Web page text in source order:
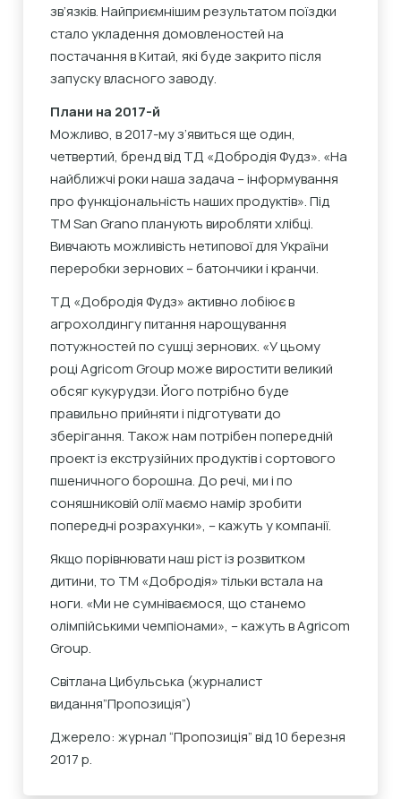
зв’язків. Найприємнішим результатом поїздки
стало укладення домовленостей на
постачання в Китай, які буде закрито після
запуску власного заводу.
Плани на 2017-й
Можливо, в 2017-му з’явиться ще один,
четвертий, бренд від ТД «Добродія Фудз». «На
найближчі роки наша задача – інформування
про функціональність наших продуктів». Під
ТМ San Grano планують виробляти хлібці.
Вивчають можливість нетипової для України
переробки зернових – батончики і кранчи.
ТД «Добродія Фудз» активно лобіює в
агрохолдингу питання нарощування
потужностей по сушці зернових. «У цьому
році Agricom Group може виростити великий
обсяг кукурудзи. Його потрібно буде
правильно прийняти і підготувати до
зберігання. Також нам потрібен попередній
проект із екструзійних продуктів і сортового
пшеничного борошна. До речі, ми і по
соняшниковій олії маємо намір зробити
попередні розрахунки», – кажуть у компанії.
Якщо порівнювати наш ріст із розвитком
дитини, то ТМ «Добродія» тільки встала на
ноги. «Ми не сумніваємося, що станемо
олімпійськими чемпіонами», – кажуть в Agricom
Group.
Світлана Цибульська (журналист
видання”Пропозиція”)
Джерело: журнал “Пропозиція” від 10 березня
2017 р.